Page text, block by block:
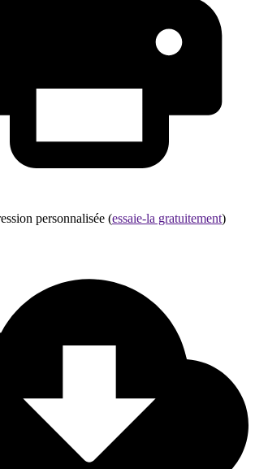
personnalisée (essaie-la gratuitement)